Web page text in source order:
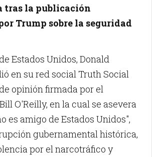
tras la publicación
Trump sobre la seguridad
Estados Unidos, Donald
en su red social Truth Social
opinión firmada por el
O'Reilly, en la cual se asevera
es amigo de Estados Unidos",
gubernamental histórica,
por el narcotráfico y